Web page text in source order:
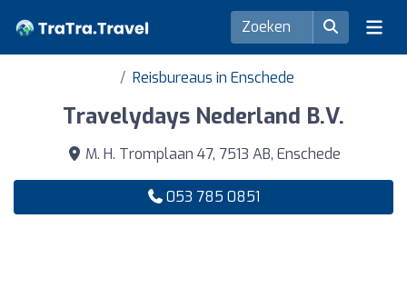
Reisbureaus in Enschede
Travelydays Nederland B.V.
M. H. Tromplaan 47, 7513 AB, Enschede
053 785 0851